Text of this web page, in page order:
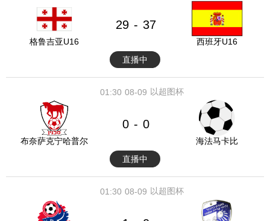
格鲁吉亚U16
29 - 37
西班牙U16
直播中
08-09
01:30 以超图杯
布奈萨克宁哈普尔
0 - 0
海法马卡比
直播中
08-09
01:30 以超图杯